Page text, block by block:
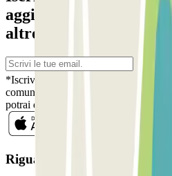
aggiornato su sconti,
altre sorprese.
*Iscrivendoti, accetti la nostra
comunicazioni commerciali da
potrai disiscriverti quando vuoi
Riguardo a Parclcik